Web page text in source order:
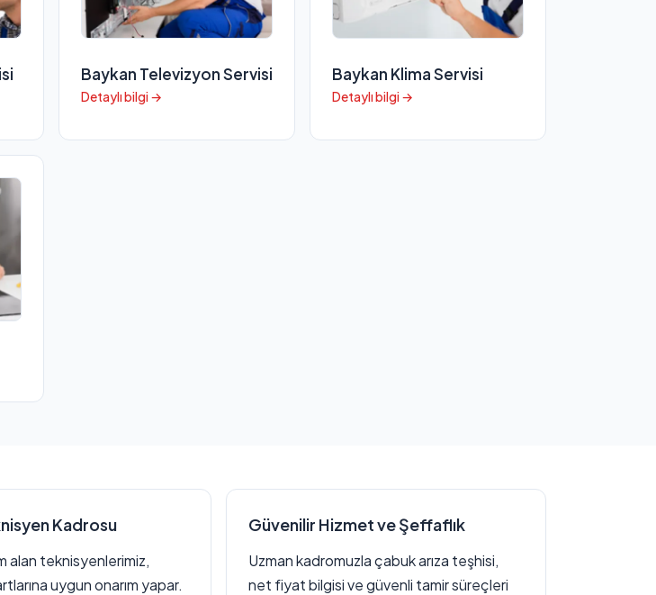
Baykan Televizyon Servisi
Detaylı bilgi →
Baykan Klima Servisi
Detaylı bilgi →
Kadrosu
alan teknisyenlerimiz,
uygun onarım yapar.
Güvenilir Hizmet ve Şeffaflık
Uzman kadromuzla çabuk arıza teşhisi,
net fiyat bilgisi ve güvenli tamir süreçleri